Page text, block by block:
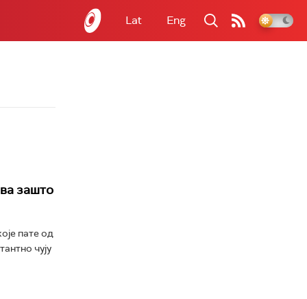
Lat Eng
зашто
пате од
чују